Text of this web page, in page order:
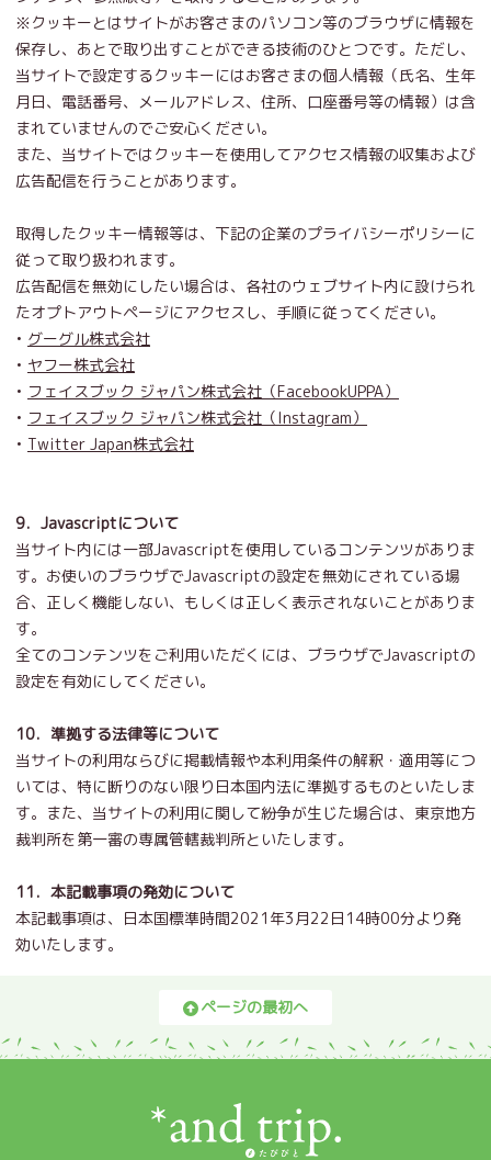
※クッキーとはサイトがお客さまのパソコン等のブラウザに情報を
保存し、あとで取り出すことができる技術のひとつです。ただし、
当サイトで設定するクッキーにはお客さまの個人情報（氏名、生年
月日、電話番号、メールアドレス、住所、口座番号等の情報）は含
まれていませんのでご安心ください。
また、当サイトではクッキーを使用してアクセス情報の収集および
広告配信を行うことがあります。
取得したクッキー情報等は、下記の企業のプライバシーポリシーに
従って取り扱われます。
広告配信を無効にしたい場合は、各社のウェブサイト内に設けられ
たオプトアウトページにアクセスし、手順に従ってください。
• グーグル株式会社
• ヤフー株式会社
• フェイスブック ジャパン株式会社（FacebookUPPA）
• フェイスブック ジャパン株式会社（Instagram）
• Twitter Japan株式会社
9．Javascriptについて
当サイト内には一部Javascriptを使用しているコンテンツがありま
す。お使いのブラウザでJavascriptの設定を無効にされている場
合、正しく機能しない、もしくは正しく表示されないことがありま
す。
全てのコンテンツをご利用いただくには、ブラウザでJavascriptの
設定を有効にしてください。
10．準拠する法律等について
当サイトの利用ならびに掲載情報や本利用条件の解釈・適用等につ
いては、特に断りのない限り日本国内法に準拠するものといたしま
す。また、当サイトの利用に関して紛争が生じた場合は、東京地方
裁判所を第一審の専属管轄裁判所といたします。
11．本記載事項の発効について
本記載事項は、日本国標準時間2021年3月22日14時00分より発
効いたします。
ページの最初へ